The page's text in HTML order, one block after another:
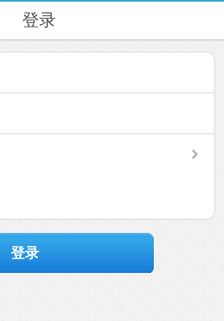
登录
登录